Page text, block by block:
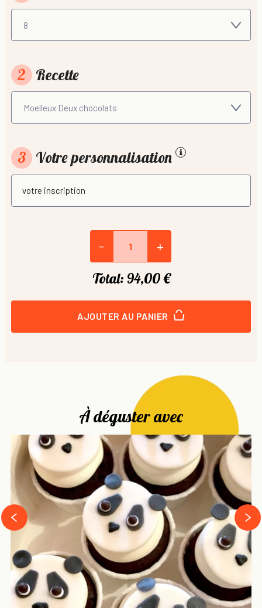
2 Recette
3 Votre personnalisation
- +
Total: 94,00 €
AJOUTER AU PANIER
À déguster avec
prev
next